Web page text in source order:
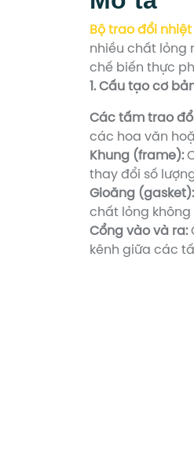
Bộ trao đổi
nhiều chất lỏng
chế biến thực
1. Cấu tạo cơ
Các tấm trao
các hoa văn
Khung (frame):
thay đổi số
Gioăng (gasket):
chất lỏng không
Cổng vào và ra:
kênh giữa các